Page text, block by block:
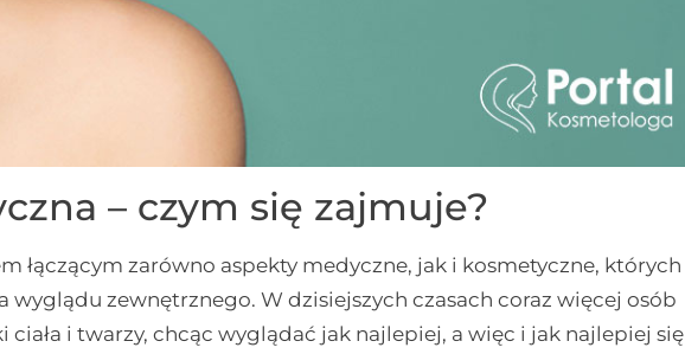
– czym się zajmuje?
łączącym zarówno aspekty medyczne, jak i kosmetyczne, których
wyglądu zewnętrznego. W dzisiejszych czasach coraz więcej osób
ciała i twarzy, chcąc wyglądać jak najlepiej, a więc i jak najlepiej się